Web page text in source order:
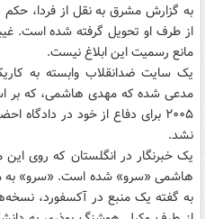
به گزارش مشرق به نقل از فردا، حکم
از طرف او تحویل گرفته شده است.
مانع رسمیت این ابلاغ نیست.
یک سایت ضدانقلاب وابسته به
مدعی شده که مهدی هاشمی، که
۲۰۰۵ برای دفاع از خود در
نشد.
یک خبرنگار در انگلستان که روی
هاشمی «سرو» شده است. «سرو» به
به گفته یک منبع در آکسفورد،